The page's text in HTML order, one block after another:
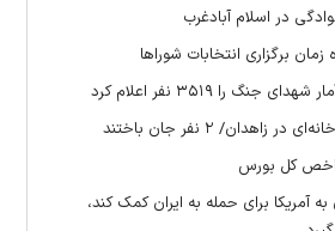
در اسلام آبادغرب
برگزاری انتخابات شورا‌ها
را ۳۵۱۹ نفر اعلام کرد
۲ نفر جان باختند
آمریکا برای حمله به ایران کمک کند،